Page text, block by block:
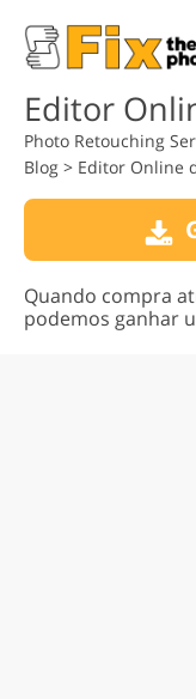
Editor
Photo Retouching
Blog > Editor Online
Quando compra
podemos ganhar